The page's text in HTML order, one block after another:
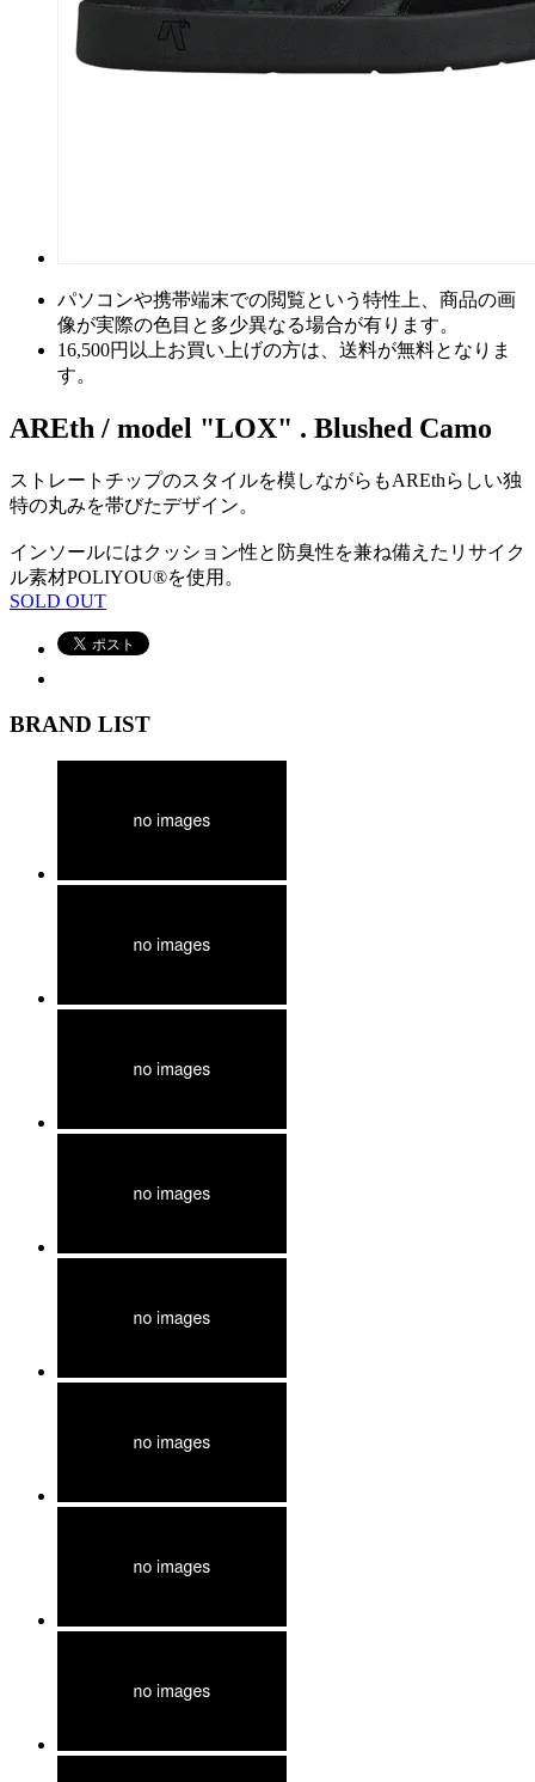
パソコンや携帯端末での閲覧という特性上、商品の画
像が実際の色目と多少異なる場合が有ります。
16,500円以上お買い上げの方は、 送料が無料となりま
す。
AREth / model "LOX" . Blushed Camo
ストレートチップのスタイルを模しながらもAREthらしい独
特の丸みを帯びたデザイン。
インソールにはクッション性と防臭性を兼ね備えたリサイク
ル素材POLIYOU®を使用。
SOLD OUT
BRAND LIST